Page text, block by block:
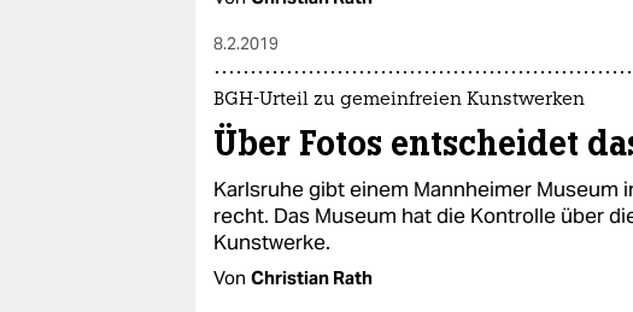
8.2.2019
BGH-Urteil zu gemeinfreien Kunstwerken
Über Fotos entscheidet
Karlsruhe gibt einem Mannheimer Museum
recht. Das Museum hat die Kontrolle über
Kunstwerke.
Von Christian Rath